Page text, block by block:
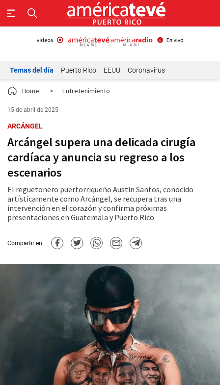
Temas del día Puerto Rico EEUU Coronavirus
Home > Entretenimiento
15 de abril de 2025
ARCÁNGEL
​Arcángel supera una delicada cirugía
cardíaca y anuncia su regreso a los
escenarios
El reguetonero puertorriqueño Austin Santos, conocido
artísticamente como Arcángel, se recupera tras una
intervención en el corazón y confirma próximas
presentaciones en Guatemala y Puerto Rico
Compartir en: